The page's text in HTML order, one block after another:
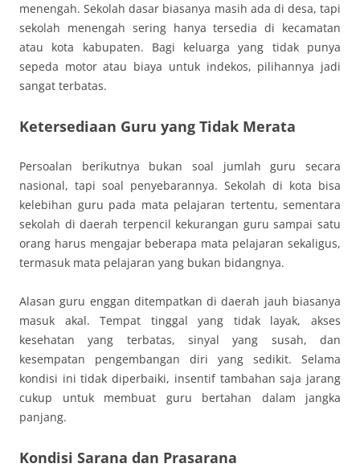
menengah. Sekolah dasar biasanya masih ada di desa, tapi
sekolah menengah sering hanya tersedia di kecamatan
atau kota kabupaten. Bagi keluarga yang tidak punya
sepeda motor atau biaya untuk indekos, pilihannya jadi
sangat terbatas.
Ketersediaan Guru yang Tidak Merata
Persoalan berikutnya bukan soal jumlah guru secara
nasional, tapi soal penyebarannya. Sekolah di kota bisa
kelebihan guru pada mata pelajaran tertentu, sementara
sekolah di daerah terpencil kekurangan guru sampai satu
orang harus mengajar beberapa mata pelajaran sekaligus,
termasuk mata pelajaran yang bukan bidangnya.
Alasan guru enggan ditempatkan di daerah jauh biasanya
masuk akal. Tempat tinggal yang tidak layak, akses
kesehatan yang terbatas, sinyal yang susah, dan
kesempatan pengembangan diri yang sedikit. Selama
kondisi ini tidak diperbaiki, insentif tambahan saja jarang
cukup untuk membuat guru bertahan dalam jangka
panjang.
Kondisi Sarana dan Prasarana